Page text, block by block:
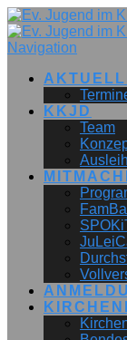
Navigation
KKJD
Team